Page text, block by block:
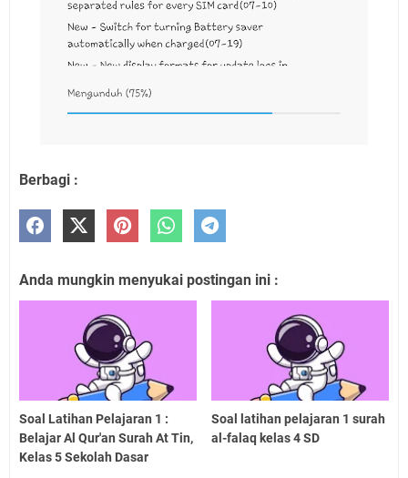
Berbagi :
Anda mungkin menyukai postingan ini :
Soal Latihan Pelajaran 1 :
Belajar Al Qur'an Surah At Tin,
Kelas 5 Sekolah Dasar
Soal latihan pelajaran 1 surah
al-falaq kelas 4 SD